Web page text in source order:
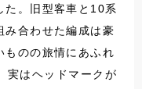
た。旧型客車と10系
み合わせた編成は豪
ものの旅情にあふれ
実はヘッドマークが